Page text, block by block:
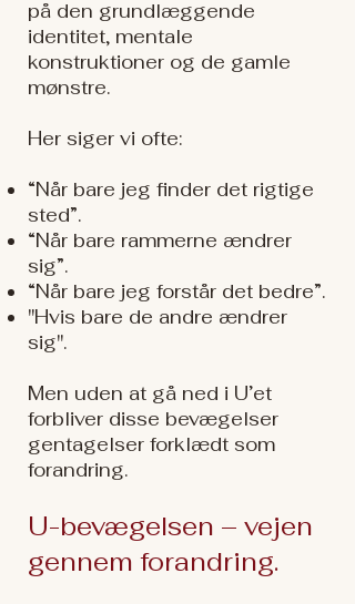
på den grundlæggende
identitet, mentale
konstruktioner og de gamle
mønstre.
Her siger vi ofte:
“Når bare jeg finder det rigtige
sted”.
“Når bare rammerne ændrer
sig”.
“Når bare jeg forstår det bedre”.
"Hvis bare de andre ændrer
sig".
Men uden at gå ned i U’et
forbliver disse bevægelser
gentagelser forklædt som
forandring.
U-bevægelsen – vejen
gennem forandring.